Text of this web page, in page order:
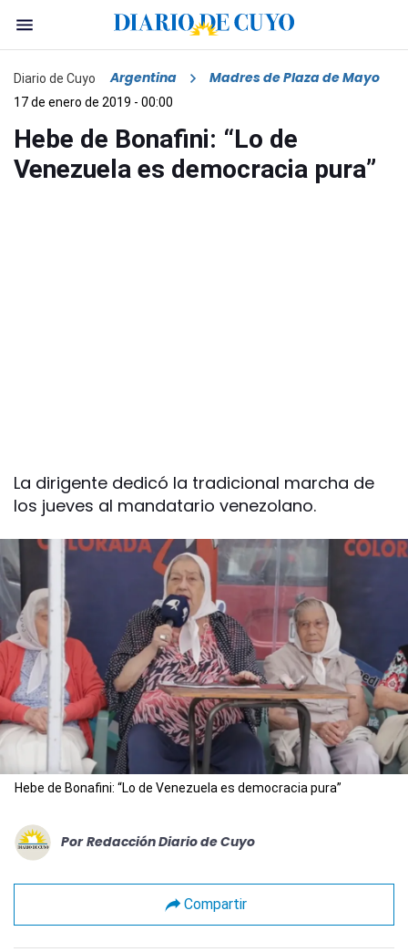
Diario de Cuyo Argentina Madres de Plaza de Mayo
17 de enero de 2019 - 00:00
Hebe de Bonafini: “Lo de
Venezuela es democracia pura”
La dirigente dedicó la tradicional marcha de
los jueves al mandatario venezolano.
Hebe de Bonafini: “Lo de Venezuela es democracia pura”
Por Redacción Diario de Cuyo
Compartir